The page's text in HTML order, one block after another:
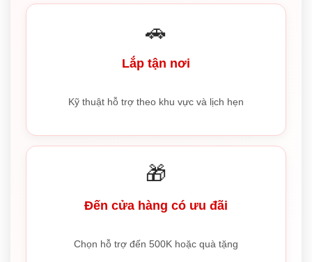
🚗
Lắp tận nơi
Kỹ thuật hỗ trợ theo khu vực và lịch hẹn
🎁
Đến cửa hàng có ưu đãi
Chọn hỗ trợ đến 500K hoặc quà tặng